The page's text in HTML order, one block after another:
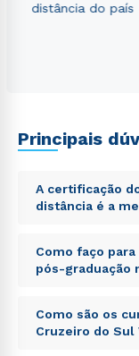
distância do país
Principais
A certificação
distância é a
Sed ut
voluptatem
totam rem
explicabo.
voluptas sit
Como faço
pós-graduação
Sed ut
voluptatem
Como são os
Cruzeiro do Sul